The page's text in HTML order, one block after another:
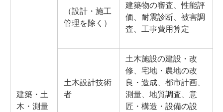
建築・土
木・測量
（設計・施工
管理を除く）
建築物の審査、性能評
価、耐震診断、被害調
査、工事費用算定
土木設計技術
者
土木施設の建設・改
修、宅地・農地の改
良・造成、都市計画、
測量、地質調査、意
匠・構造・設備の設